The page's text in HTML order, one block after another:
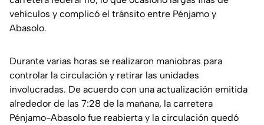
vehículos y complicó el tránsito entre Pénjamo y
Abasolo.
Durante varias horas se realizaron maniobras para
controlar la circulación y retirar las unidades
involucradas. De acuerdo con una actualización emitida
alrededor de las 7:28 de la mañana, la carretera
Pénjamo-Abasolo fue reabierta y la circulación quedó